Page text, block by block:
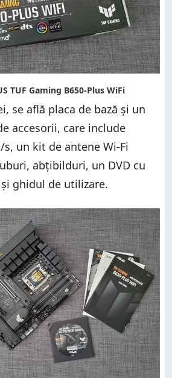
se află placa de bază și un
accesorii, care include
s, un kit de antene Wi-Fi
abțibilduri, un DVD cu
ghidul de utilizare.